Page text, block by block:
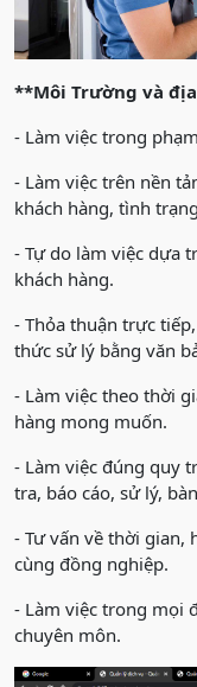
**Môi Trường và
- Làm việc trong
- Làm việc trên nền
khách hàng, tình
- Tự do làm việc dựa
khách hàng.
- Thỏa thuận trực
thức sử lý bằng văn
- Làm việc theo thời
hàng mong muốn.
- Làm việc đúng quy
tra, báo cáo, sử lý,
- Tư vấn về thời gian,
cùng đồng nghiệp.
- Làm việc trong mọi
chuyên môn.